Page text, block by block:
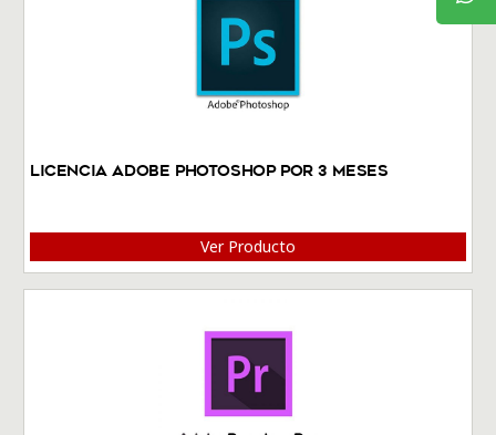
Licencia Adobe Photoshop por 3 meses
Ver Producto